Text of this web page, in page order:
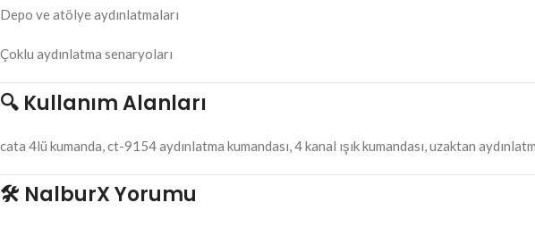
Depo ve atölye aydınlatmaları
Çoklu aydınlatma senaryoları
🔍 Kullanım Alanları
cata 4lü kumanda, ct-9154 aydınlatma kumandası, 4 kanal ışık kumandası, uzaktan
🛠️ NalburX Yorumu